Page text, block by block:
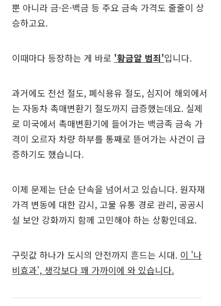
뿐 아니라 금·은·백금 등 주요 금속 가격도 줄줄이 상
승하고요.
이때마다 등장하는 게 바로 '황금알 범죄'입니다.
과거에도 전선 절도, 폐식용유 절도, 심지어 해외에서
는 자동차 촉매변환기 절도까지 급증했는데요. 실제
로 미국에서 촉매변환기에 들어가는 백금족 금속 가
격이 오르자 차량 하부를 통째로 뜯어가는 사건이 급
증하기도 했습니다.
이제 문제는 단순 단속을 넘어서고 있습니다. 원자재
가격 변동에 대한 감시, 고물 유통 경로 관리, 공공시
설 보안 강화까지 함께 고민해야 하는 상황인데요.
구릿값 하나가 도시의 안전까지 흔드는 시대. 이 '나
비효과', 생각보다 꽤 가까이에 와 있습니다.